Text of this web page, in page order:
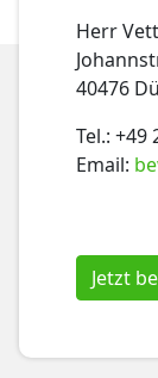
Herr
40476
Tel.: +49
Email:
Jetzt